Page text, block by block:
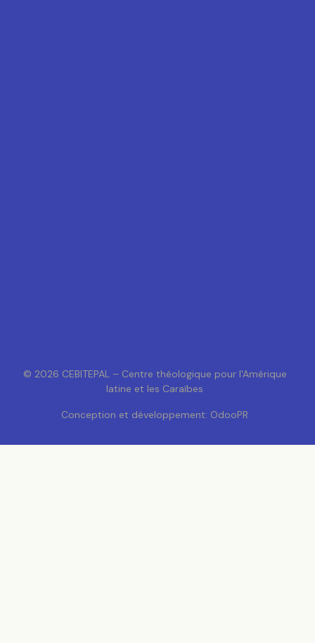
© 2026 CEBITEPAL – Centre théologique pour l'Amérique
latine et les Caraïbes
Conception et développement: OdooPR